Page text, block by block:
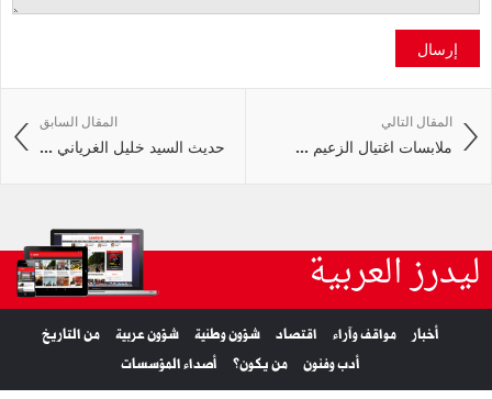
إرسال
المقال السابق
حديث السيد خليل الغرياني ...
المقال التالي
ملابسات اغتيال الزعيم ...
ليدرز العربية
أخبار مواقف وآراء اقتصاد شؤون وطنية شؤون عربية
من التاريخ
أدب وفنون
من يكون؟ أصداء المؤسسات